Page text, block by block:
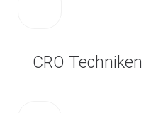
CRO Techniken